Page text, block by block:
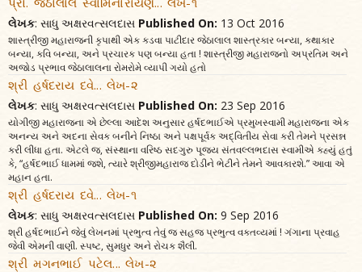
લેખક: સાધુ અક્ષરવત્સલદાસ Published On: 13 Oct 2016
શાસ્ત્રીજી મહારાજની કૃપાથી એક કડવા પાટીદાર જેઠાલાલ શાસ્ત્રકાર બન્યા, કથાકાર
બન્યા, કવિ બન્યા, અને પ્રચારક પણ બન્યા હતા ! શાસ્ત્રીજી મહારાજનો અપ્રતિમ અને
અજોડ પ્રભાવ જેઠાલાલના રોમરોમે વ્યાપી ગયો હતો
શ્રી હર્ષદરાય દવે... લેખ-૨
લેખક: સાધુ અક્ષરવત્સલદાસ Published On: 23 Sep 2016
યોગીજી મહારાજના એ છેલ્લા આદેશ અનુસાર હર્ષદભાઈએ પ્રમુખસ્વામી મહારાજના એક
અનન્ય અને અદના સેવક બનીને નિષ્ઠા અને પક્ષપૂર્વક અદ્વિતીય સેવા કરી તેમને પ્રસન્ન
કરી લીધા હતા. એટલે જ, સંસ્થાના વરિષ્ઠ સદગુરુ પૂજ્ય સંતવલ્લભદાસ સ્વામીએ કહ્યું હતું
કે, “હર્ષદભાઈ ધામમાં જશે, ત્યારે શ્રીજીમહારાજ દોડીને ભેટીને તેમને આવકારશે.” આવા એ
મહાન હતા.
શ્રી હર્ષદરાય દવે... લેખ-૧
લેખક: સાધુ અક્ષરવત્સલદાસ Published On: 9 Sep 2016
શ્રી હર્ષદભાઈને જેવું લેખનમાં પ્રભુત્વ તેવું જ સહજ પ્રભુત્વ વક્તવ્યમાં ! ગંગાના પ્રવાહ
જેવી એમની વાણી. સ્પષ્ટ, સુમધુર અને રોચક શૈલી.
શ્રી મગનભાઈ પટેલ... લેખ-૨